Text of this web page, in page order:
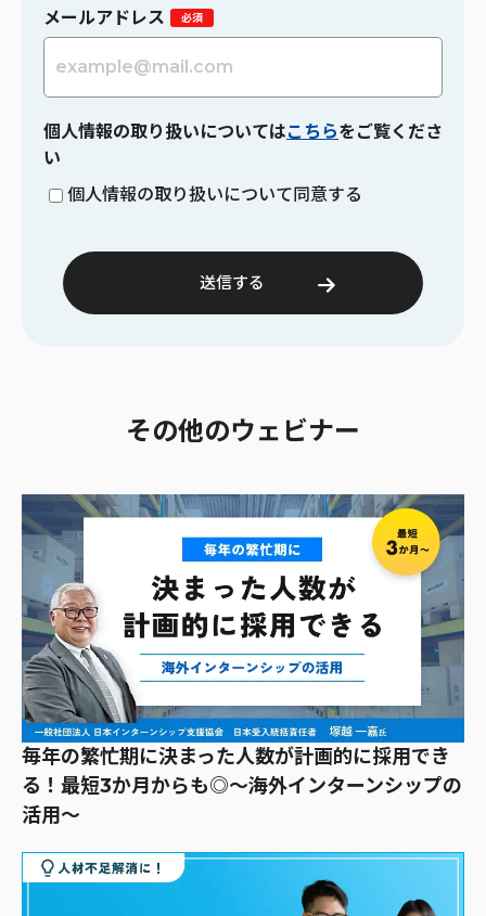
メールアドレス
個人情報の取り扱いについてはこちらをご覧くださ
い
個人情報の取り扱いについて同意する
その他のウェビナー
毎年の繁忙期に決まった人数が計画的に採用でき
る！最短3か月からも◎～海外インターンシップの
活用～